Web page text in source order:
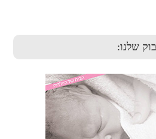
שלנו: